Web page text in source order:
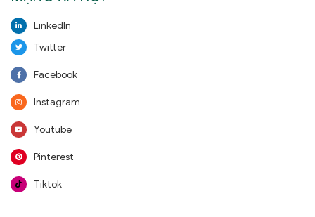
LinkedIn
Twitter
Facebook
Instagram
Youtube
Pinterest
Tiktok